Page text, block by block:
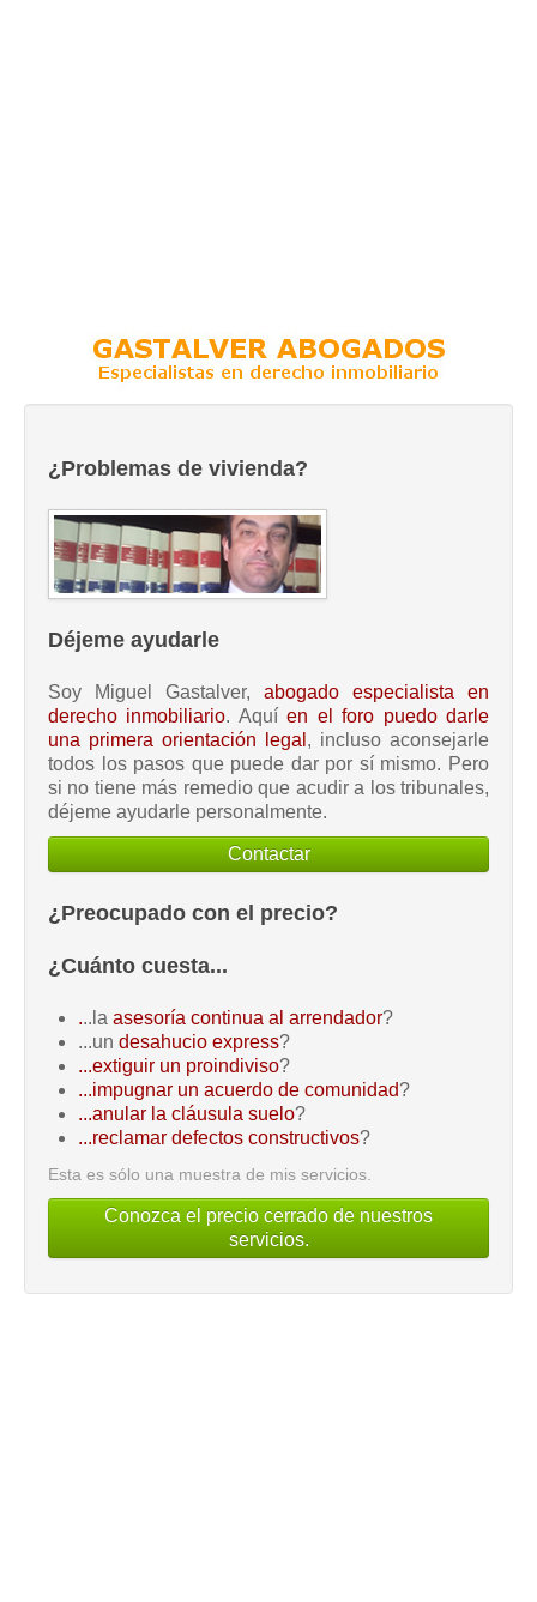
¿Problemas de vivienda?
Déjeme ayudarle
Soy Miguel Gastalver, abogado especialista en
derecho inmobiliario. Aquíen el foro puedo darle
una primera orientación legal , incluso aconsejarle
todos los pasos que puede dar por sí mismo. Pero
si no tiene más remedio que acudir a los tribunales,
déjeme ayudarle personalmente.
Contactar
¿Preocupado con el precio?
¿Cuánto cuesta...
...la asesoría continua al arrendador?
...un desahucio express?
...extiguir un proindiviso?
...impugnar un acuerdo de comunidad?
...anular la cláusula suelo?
...reclamar defectos constructivos?
Esta es sólo una muestra de mis servicios.
Conozca el precio cerrado de nuestros
servicios.